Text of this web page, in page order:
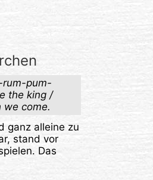
rum-pum-
the king /
come.
ganz alleine zu
stand vor
Das